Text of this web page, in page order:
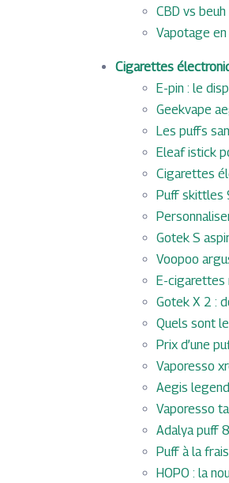
CBD vs
Vapotage
Cigarettes
E-pin : le
Geekvape
Les puffs
Eleaf istick
Cigarettes
Puff skittles
Gotek S
Voopoo
E-cigarettes
Gotek X 2 :
Quels sont
Prix d’une
Vaporesso
Aegis
Vaporesso
Adalya puff
Puff à la
HOPO : la